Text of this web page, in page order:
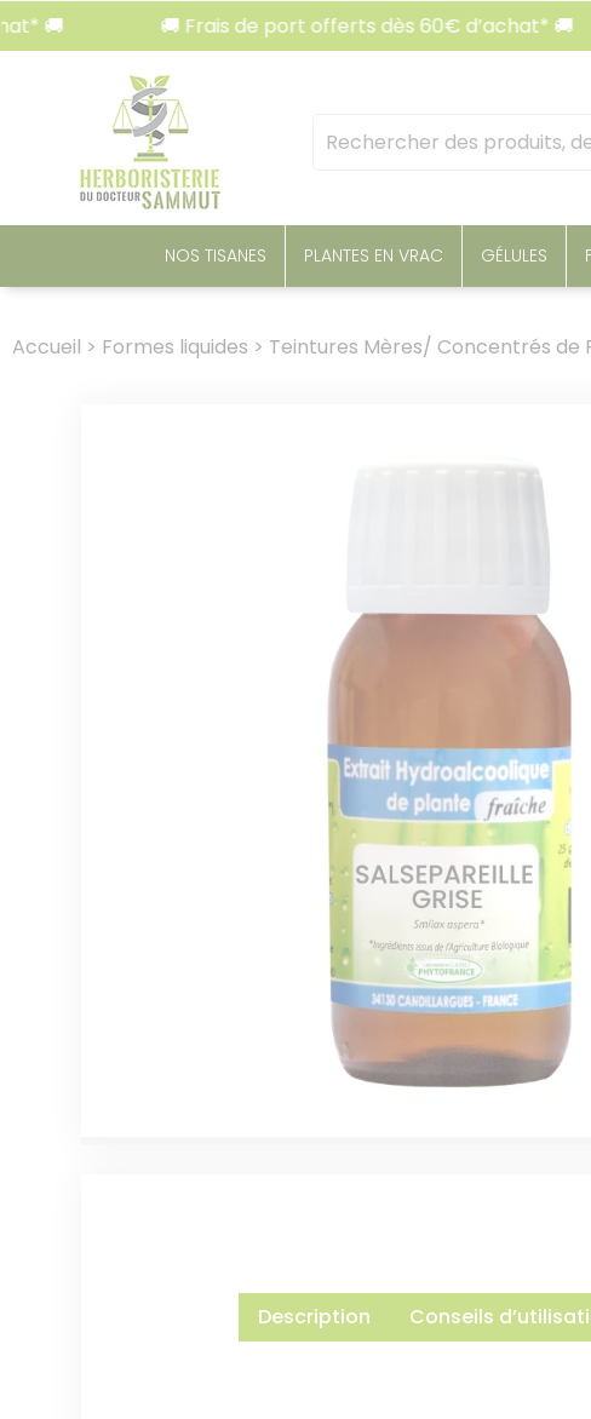
🚚 Frais de port offerts dès 60€ d’achat* 🚚
Mots
clés
NOS TISANES PLANTES EN VRAC GÉLULES
Accueil > Formes liquides > Teintures Mères/ Concentrés de
Description Conseils
Panneau de gestion des cookies